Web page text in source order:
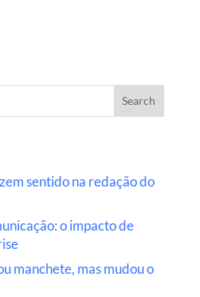
Search
sentido na redação do
o impacto de
manchete, mas mudou o